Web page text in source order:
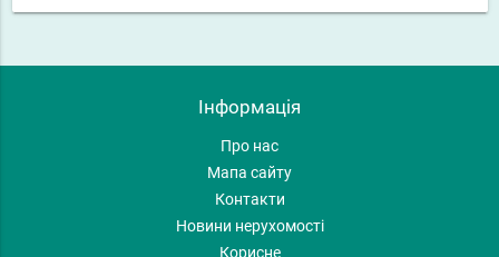
Інформація
Про нас
Мапа сайту
Контакти
Новини нерухомості
Корисне